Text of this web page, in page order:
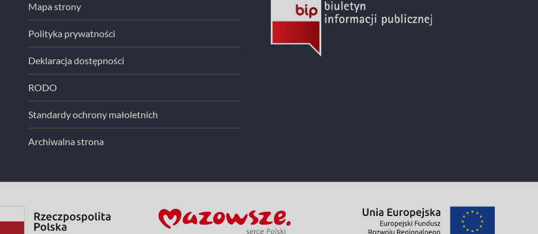
Mapa strony
Polityka prywatności
Deklaracja dostępności
RODO
Standardy ochrony małoletnich
Archiwalna strona